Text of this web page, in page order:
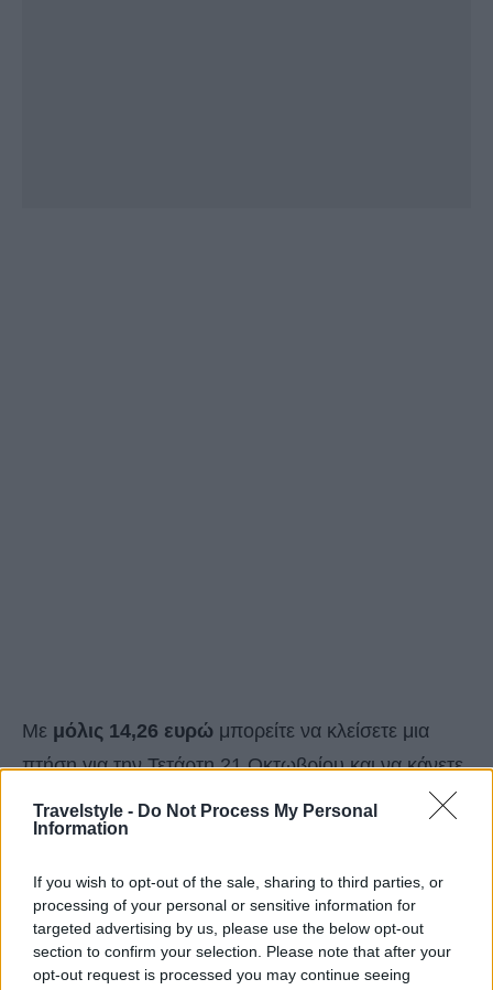
Travelstyle - Do Not Process My Personal
Information
If you wish to opt-out of the sale, sharing to third parties, or
processing of your personal or sensitive information for
targeted advertising by us, please use the below opt-out
section to confirm your selection. Please note that after your
opt-out request is processed you may continue seeing
Με μόλις 14,26 ευρώ μπορείτε να κλείσετε μια
πτήση για την Τετάρτη 21 Οκτωβρίου και να κάνετε
ένα μίνι tour στην πανέμορφη αυτή κρητική πόλη
που είναι το ίδιο δελεαστική